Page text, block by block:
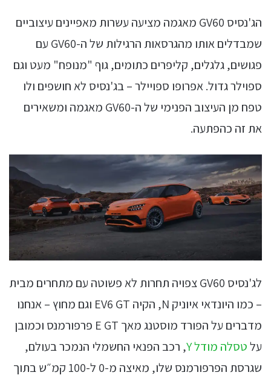
הג'נסיס GV60 מאגמה מציעה עשרות מאפיינים עיצוביים
שמבדלים אותו מהגרסאות הרגילות של ה-GV60 עם
פגושים, גלגלים, קליפרים כתומים, גוף "מנופח" מעט וגם
ספוילר גדול. אפרופו ספויילר – בג'נסיס לא חושפים ולו
טפח מן העיצוב הפנימי של ה-GV60 מאגמה ומשאירים
את זה כהפתעה.
לג'נסיס GV60 צפויה תחרות לא פשוטה עם מתחרים מבית
– כמו היונדאי איוניק N, הקיה EV6 GT וגם מחוץ – אנחנו
מדברים על הפורד מוסטנג מאך E GT פרפורמנס וכמובן
עלטסלה מודל Y , רכב הפנאי החשמלי הנמכר בעולם,
שגרסת הפרפורמנס שלו, מאיצה מ-0 ל-100 קמ״ש בתוך